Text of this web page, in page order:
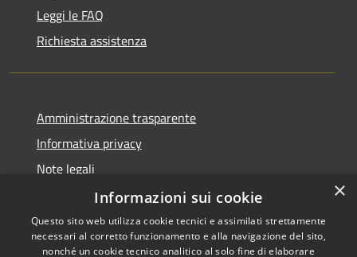
Leggi le FAQ
Richiesta assistenza
Amministrazione trasparente
Informativa privacy
Note legali
Dichiarazione di accessibilità
×
Informazioni sui cookie
Questo sito web utilizza cookie tecnici e assimilati strettamente
necessari al corretto funzionamento e alla navigazione del sito,
nonché un cookie tecnico analitico al solo fine di elaborare